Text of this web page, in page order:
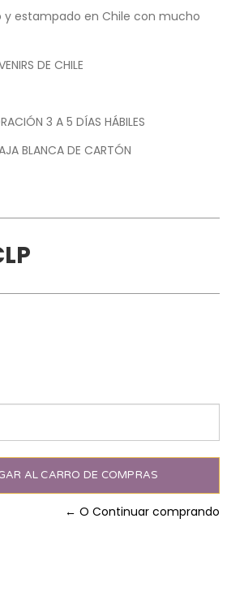
y estampado en Chile con mucho
DE CHILE
3 A 5 DÍAS HÁBILES
BLANCA DE CARTÓN
← O Continuar comprando